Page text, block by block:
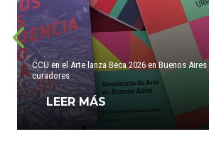
CCU en el Arte lanza Beca 2026 en Buenos
curadores
LEER MÁS